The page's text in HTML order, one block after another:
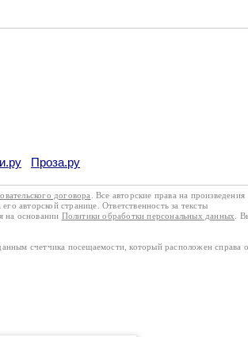
Проза.ру
договора
. Все авторские права на произведения
авторской странице. Ответственность за тексты
на основании Политики обработки персональных данных
.
счетчика посещаемости, который расположен справа